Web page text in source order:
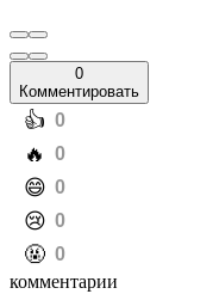
0
Комментировать
️👍 0
️🔥 0
️😄 0
️😢 0
️🤬 0
комментарии